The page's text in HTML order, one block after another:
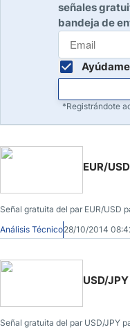
señales
bandeja de
*Registrándote
EUR/
Señal gratuita del par EUR/USD
Análisis Técnico28/10/2014
USD/
Señal gratuita del par USD/JPY